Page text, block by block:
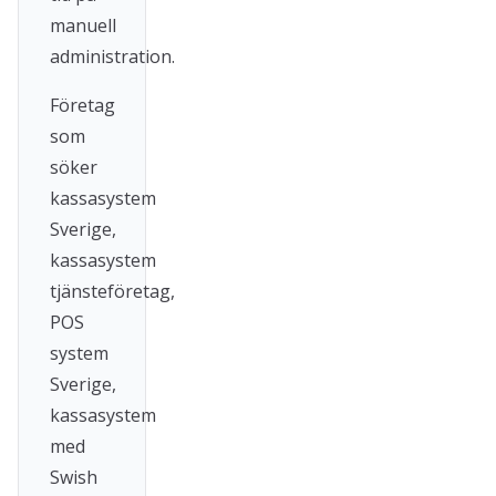
manuell
administration.
Företag
som
söker
kassasystem
Sverige,
kassasystem
tjänsteföretag,
POS
system
Sverige,
kassasystem
med
Swish